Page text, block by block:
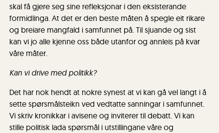
skal få gjere seg sine refleksjonar i den eksisterande
formidlinga. At det er den beste måten å spegle eit rikare
og breiare mangfald i samfunnet på. Til sjuande og sist
kan vi jo alle kjenne oss både utanfor og annleis på kvar
våre måter.
Kan vi drive med politikk?
Det har nok hendt at nokre synest at vi kan gå vel langt i å
sette spørsmålsteikn ved vedtatte sanningar i samfunnet.
Vi skriv kronikkar i avisene og inviterer til debatt. Vi kan
stille politisk lada spørsmål i utstillingane våre og